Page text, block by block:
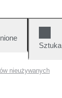
Sztuka
nieużywanych